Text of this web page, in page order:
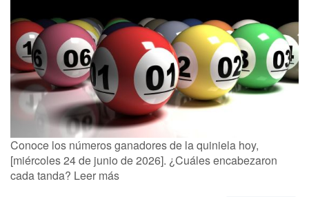
Conoce los números ganadores de la quiniela hoy,
[miércoles 24 de junio de 2026]. ¿Cuáles encabezaron
cada tanda? Leer más